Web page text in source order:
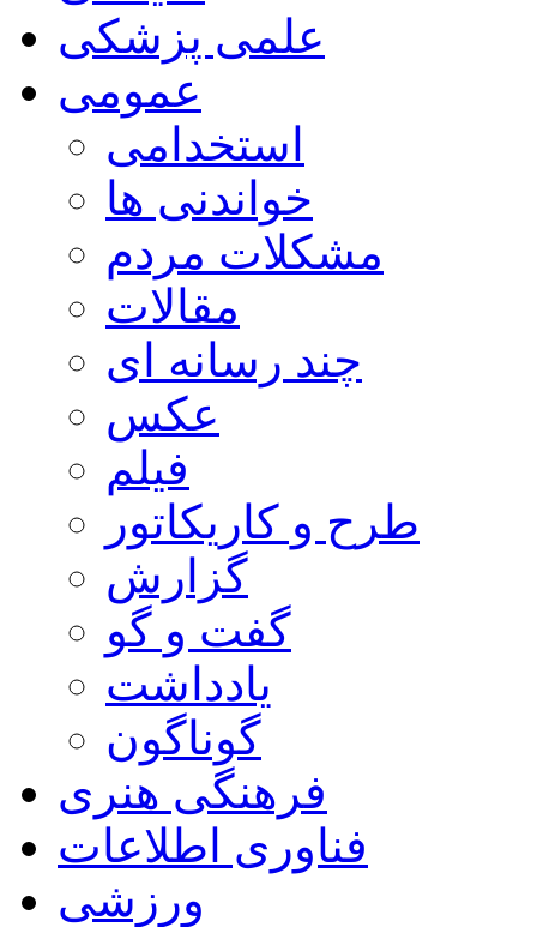
علمی پزشکی
عمومی
استخدامی
خواندنی ها
مشکلات مردم
مقالات
چند رسانه ای
عکس
فیلم
طرح و کاریکاتور
گزارش
گفت و گو
یادداشت
گوناگون
فرهنگی هنری
فناوری اطلاعات
ورزشی